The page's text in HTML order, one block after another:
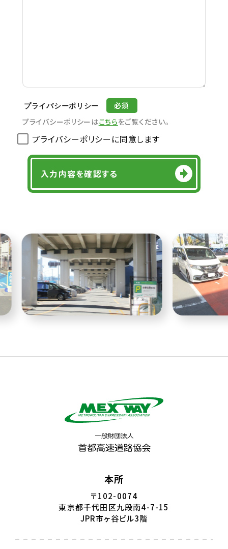
プライバシーポリシー
必須
プライバシーポリシーはこちらをご覧ください。
プライバシーポリシーに同意します
入力内容を確認する
本所
〒102-0074
東京都千代田区九段南4-7-15
JPR市ヶ谷ビル3階